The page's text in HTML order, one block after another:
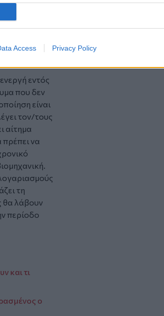
Access Privacy Policy
πρόσωπο το
ΚΑΔ
και
η είσοδος,
εντός
που δεν
είναι
τον/τους
αίτημα
να
τη
θα λάβουν
περίοδο
και τι
ο